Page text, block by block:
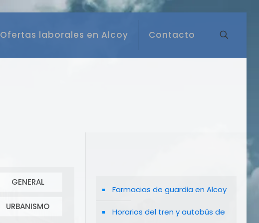
Ofertas laborales en Alcoy Contacto
GENERAL
URBANISMO
Farmacias de guardia en Alcoy
Horarios del tren y autobús de